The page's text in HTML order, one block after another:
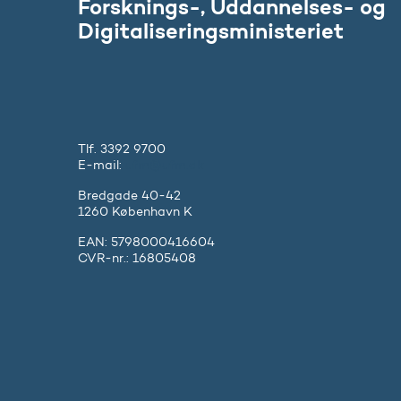
Forsknings-, Uddannelses- og
Digitaliseringsministeriet
Tlf. 3392 9700
E-mail:
Bredgade 40-42
1260 København K
EAN: 5798000416604
CVR-nr.: 16805408